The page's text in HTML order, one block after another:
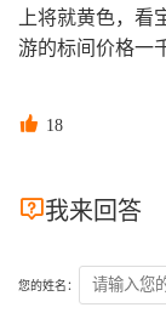
上将就黄色，看
游的标间价格一
 18
我来回答
您的姓名：